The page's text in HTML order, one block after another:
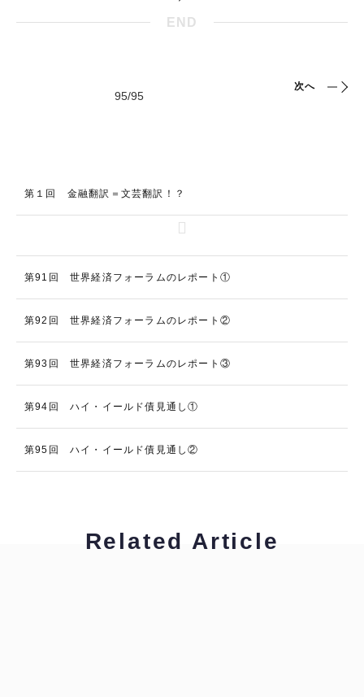
END
次へ
第１回 金融翻訳＝文芸翻訳！？
第91回 世界経済フォーラムのレポート①
第92回 世界経済フォーラムのレポート②
第93回 世界経済フォーラムのレポート③
第94回 ハイ・イールド債見通し①
第95回 ハイ・イールド債見通し②
Related Article